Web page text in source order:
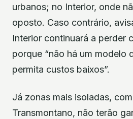
urbanos; no Interior, onde
oposto. Caso contrário,
Interior continuará a perder
porque “não há um modelo
permita custos baixos”.
Já zonas mais isoladas,
Transmontano, não terão